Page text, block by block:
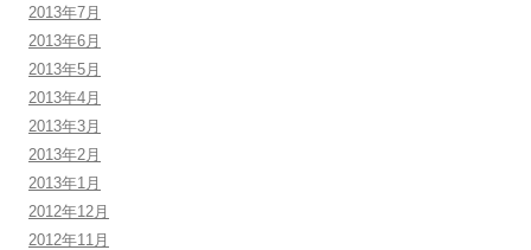
2013年7月
2013年6月
2013年5月
2013年4月
2013年3月
2013年2月
2013年1月
2012年12月
2012年11月